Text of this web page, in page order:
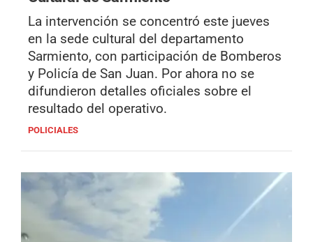
La intervención se concentró este jueves
en la sede cultural del departamento
Sarmiento, con participación de Bomberos
y Policía de San Juan. Por ahora no se
difundieron detalles oficiales sobre el
resultado del operativo.
POLICIALES